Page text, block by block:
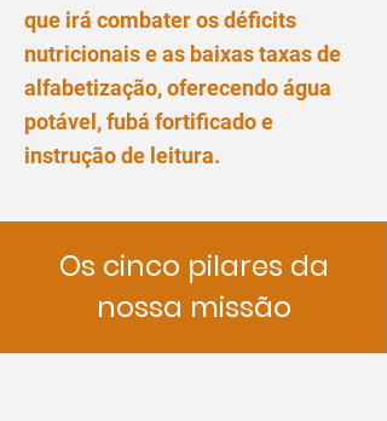
que irá combater os déficits
nutricionais e as baixas taxas de
alfabetização, oferecendo água
potável, fubá fortificado e
instrução de leitura.
Os cinco pilares da
nossa missão